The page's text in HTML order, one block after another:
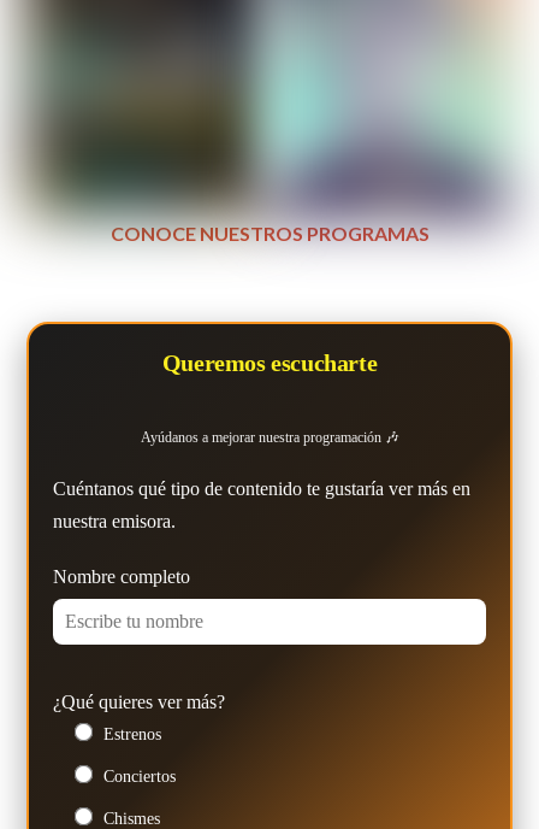
CONOCE NUESTROS PROGRAMAS
Queremos escucharte
Ayúdanos a mejorar nuestra programación 🎶
Cuéntanos qué tipo de contenido te gustaría ver más en
nuestra emisora.
Nombre completo
¿Qué quieres ver más?
Estrenos
Conciertos
Chismes